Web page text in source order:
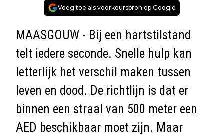
Voeg toe als voorkeursbron op Google
MAASGOUW - Bij een hartstilstand
telt iedere seconde. Snelle hulp kan
letterlijk het verschil maken tussen
leven en dood. De richtlijn is dat er
binnen een straal van 500 meter een
AED beschikbaar moet zijn. Maar